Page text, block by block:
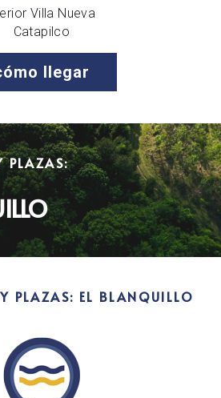
Villa Nueva
Catapilco
llegar
PLAZAS:
PLAZAS: EL BLANQUILLO